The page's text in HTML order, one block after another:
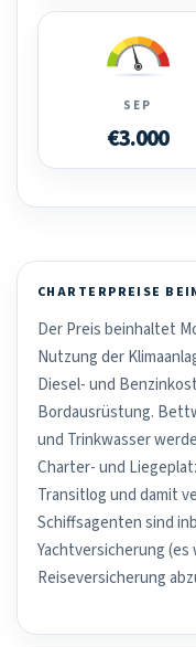
SEP
€3.000
CHARTERPREISE
Der Preis beinhaltet
Nutzung der
Diesel- und
Bordausrüstung.
und Trinkwasser
Charter- und
Transitlog und damit
Schiffsagenten sind
Yachtversicherung
Reiseversicherung